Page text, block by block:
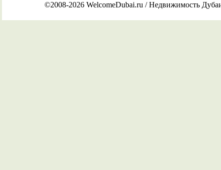
©2008-2026 WelcomeDubai.ru / Недвижимость